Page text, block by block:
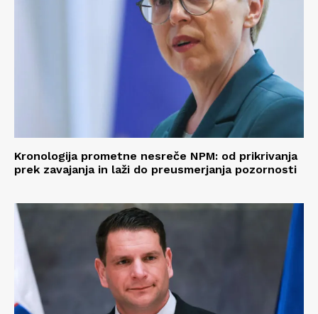
Kronologija prometne nesreče NPM: od prikrivanja
prek zavajanja in laži do preusmerjanja pozornosti